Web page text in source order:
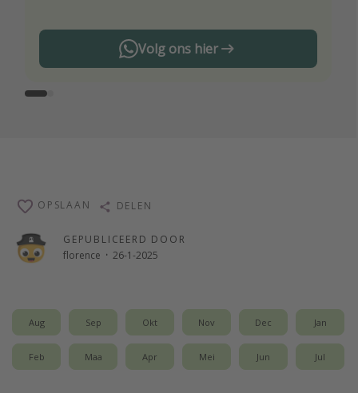
Volg ons hier
GEPUBLICEERD DOOR
florence · 26-1-2025
OPSLAAN DELEN
Aug Sep Okt Nov Dec Jan
Feb Maa Apr Mei Jun Jul